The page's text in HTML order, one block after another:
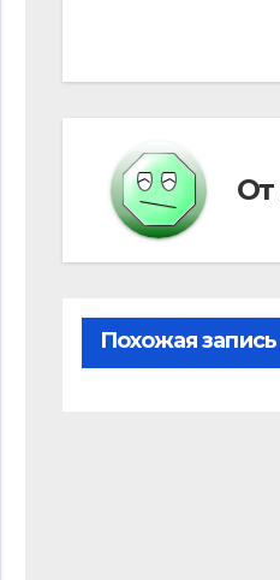
От
Похожая запись